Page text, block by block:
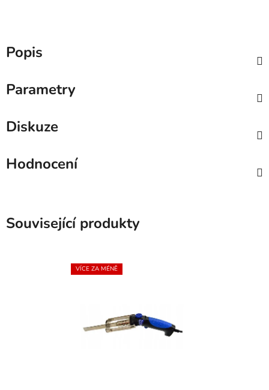
Popis
Parametry
Diskuze
Hodnocení
Související produkty
VÍCE ZA MÉNĚ